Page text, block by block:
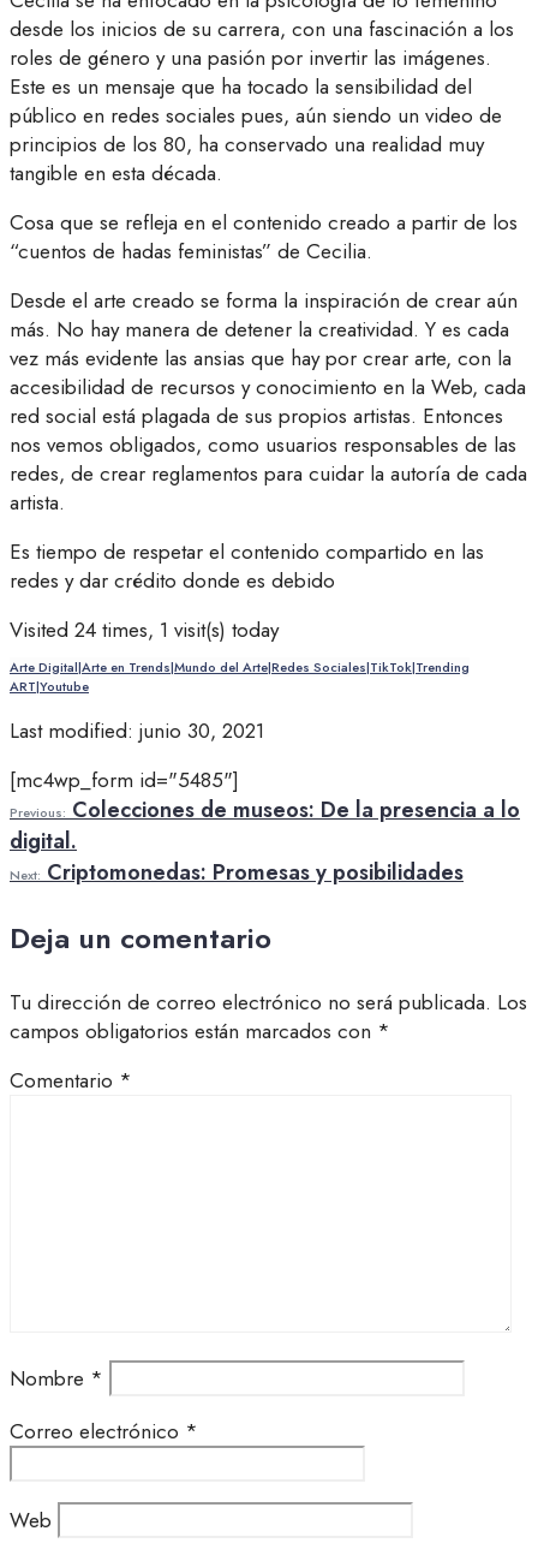
desde los inicios de su carrera, con una fascinación a los
roles de género y una pasión por invertir las imágenes.
Este es un mensaje que ha tocado la sensibilidad del
público en redes sociales pues, aún siendo un video de
principios de los 80, ha conservado una realidad muy
tangible en esta década.
Cosa que se refleja en el contenido creado a partir de los
“cuentos de hadas feministas” de Cecilia.
Desde el arte creado se forma la inspiración de crear aún
más. No hay manera de detener la creatividad. Y es cada
vez más evidente las ansias que hay por crear arte, con la
accesibilidad de recursos y conocimiento en la Web, cada
red social está plagada de sus propios artistas. Entonces
nos vemos obligados, como usuarios responsables de las
redes, de crear reglamentos para cuidar la autoría de cada
artista.
Es tiempo de respetar el contenido compartido en las
redes y dar crédito donde es debido
Visited 24 times, 1 visit(s) today
Arte Digital|Arte en Trends|Mundo del Arte|Redes Sociales|TikTok|Trending
ART|Youtube
Last modified: junio 30, 2021
[mc4wp_form id="5485"]
Previous: Colecciones de museos: De la presencia a lo
digital.
Next: Criptomonedas: Promesas y posibilidades
Deja un comentario
Tu dirección de correo electrónico no será publicada. Los
campos obligatorios están marcados con *
Comentario *
Nombre *
Correo electrónico *
Web